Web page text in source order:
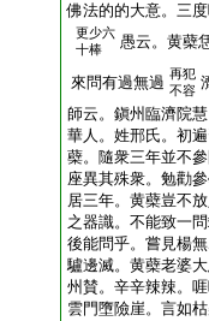
佛法的的大意。三
更少六
十棒
愚云。黄蘗
來問有過無過 再犯
不容
師云。鎭州臨濟院
華人。姓邢氏。初
蘗。隨衆三年並不
座異其殊衆。勉勸
居三年。黄蘗豈不
之器識。不能致一
後能問乎。嘗見楊
驢邊滅。黄蘗老婆
州賛。辛辛辣辣。
雲門墮險崖。言如